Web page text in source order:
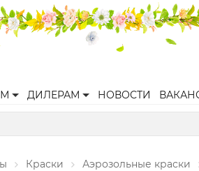
ДИЛЕРАМ НОВОСТИ
Краски Аэрозольные краски